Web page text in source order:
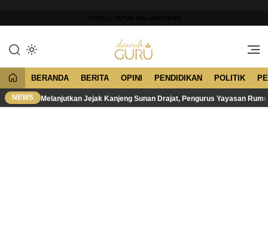
konten
Dawuh Guru
Merawat Tradisi, Membangun
BERANDA BERITA OPINI PENDIDIKAN POLITIK
NEWS Melanjutkan Jejak Kanjeng Sunan Drajat, Pengurus Yayasan